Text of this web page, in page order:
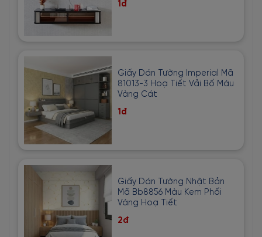
1đ
Giấy Dán Tường Imperial Mã
81013-3 Hoạ Tiết Vải Bố Màu
Vàng Cát
1đ
Giấy Dán Tường Nhật Bản
Mã Bb8856 Màu Kem Phối
Vàng Hoạ Tiết
2đ